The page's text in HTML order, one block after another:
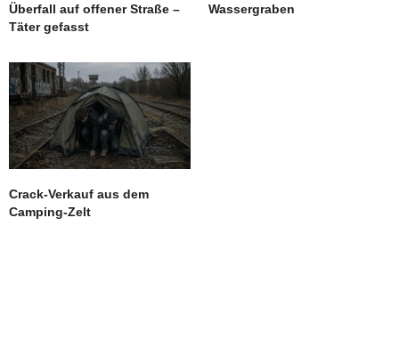
Überfall auf offener Straße –
Täter gefasst
Wassergraben
Crack-Verkauf aus dem
Camping-Zelt